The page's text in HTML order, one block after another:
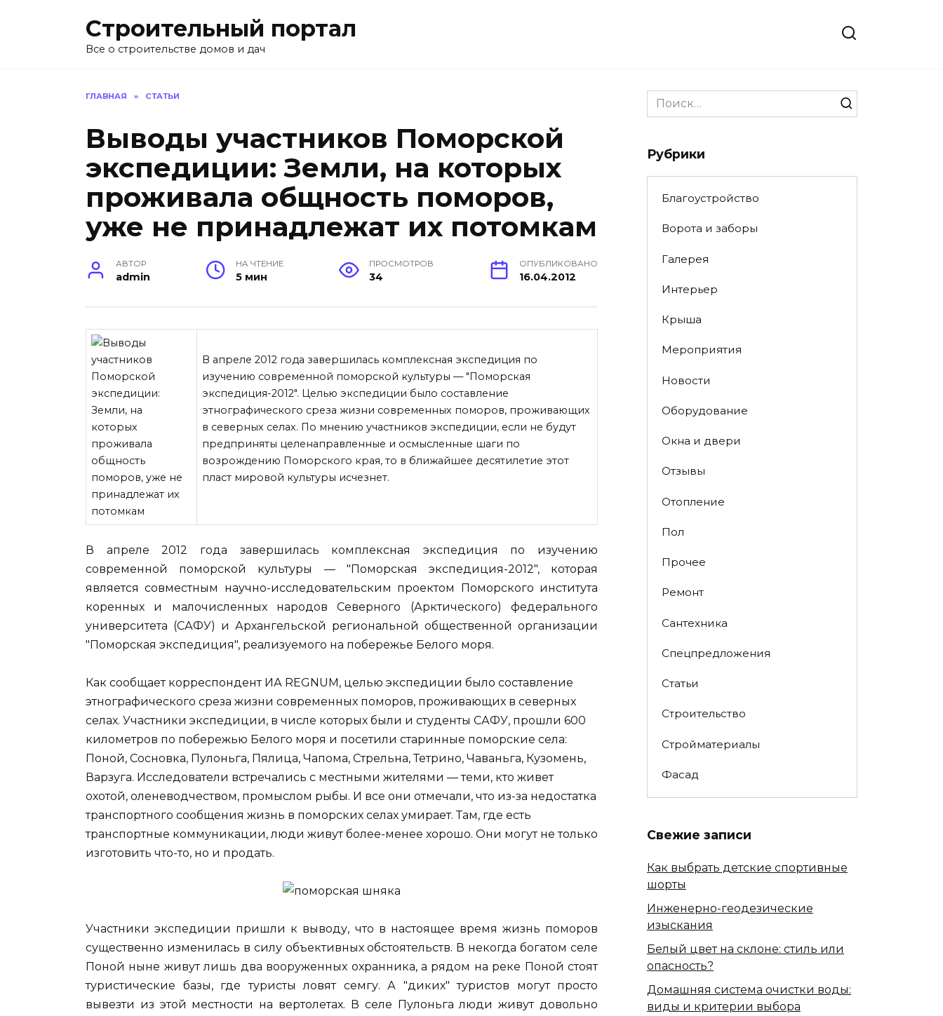
Строительный портал
Все о строительстве домов и дач
ГЛАВНАЯ » СТАТЬИ
Выводы участников Поморской
экспедиции: Земли, на которых
проживала общность поморов,
уже не принадлежат их потомкам
АВТОР
admin
НА ЧТЕНИЕ
5 мин
ПРОСМОТРОВ
34
ОПУБЛИКОВАНО
16.04.2012
В апреле 2012 года завершилась комплексная экспедиция по
изучению современной поморской культуры — "Поморская
экспедиция-2012". Целью экспедиции было составление
этнографического среза жизни современных поморов, проживающих
в северных селах. По мнению участников экспедиции, если не будут
предприняты целенаправленные и осмысленные шаги по
возрождению Поморского края, то в ближайшее десятилетие этот
пласт мировой культуры исчезнет.
В апреле 2012 года завершилась комплексная экспедиция по изучению
современной поморской культуры — "Поморская экспедиция-2012", которая
является совместным научно-исследовательским проектом Поморского института
коренных и малочисленных народов Северного (Арктического) федерального
университета (САФУ) и Архангельской региональной общественной организации
"Поморская экспедиция", реализуемого на побережье Белого моря.
Как сообщает корреспондент ИА REGNUM, целью экспедиции было составление
этнографического среза жизни современных поморов, проживающих в северных
селах. Участники экспедиции, в числе которых были и студенты САФУ, прошли 600
километров по побережью Белого моря и посетили старинные поморские села:
Поной, Сосновка, Пулоньга, Пялица, Чапома, Стрельна, Тетрино, Чаваньга, Кузомень,
Варзуга. Исследователи встречались с местными жителями — теми, кто живет
охотой, оленеводчеством, промыслом рыбы. И все они отмечали, что из-за недостатка
транспортного сообщения жизнь в поморских селах умирает. Там, где есть
транспортные коммуникации, люди живут более-менее хорошо. Они могут не только
изготовить что-то, но и продать.
Участники экспедиции пришли к выводу, что в настоящее время жизнь поморов
существенно изменилась в силу объективных обстоятельств. В некогда богатом селе
Поной ныне живут лишь два вооруженных охранника, а рядом на реке Поной стоят
туристические базы, где туристы ловят семгу. А "диких" туристов могут просто
вывезти из этой местности на вертолетах. В селе Пулоньга люди живут довольно
Search
for:
Рубрики
Благоустройство
Ворота и заборы
Галерея
Интерьер
Крыша
Мероприятия
Новости
Оборудование
Окна и двери
Отзывы
Отопление
Пол
Прочее
Ремонт
Сантехника
Спецпредложения
Статьи
Строительство
Стройматериалы
Фасад
Свежие записи
Как выбрать детские спортивные
шорты
Инженерно-геодезические
изыскания
Белый цвет на склоне: стиль или
опасность?
Домашняя система очистки воды:
виды и критерии выбора